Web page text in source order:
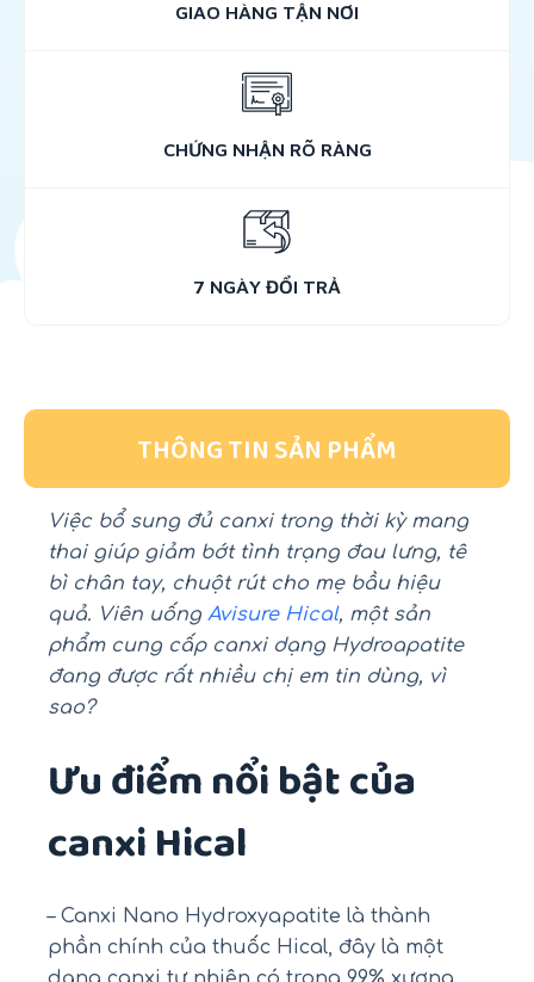
GIAO HÀNG TẬN NƠI
CHỨNG NHẬN RÕ RÀNG
7 NGÀY ĐỔI TRẢ
THÔNG TIN SẢN PHẨM
Việc bổ sung đủ canxi trong thời kỳ mang
thai giúp giảm bớt tình trạng đau lưng, tê
bì chân tay, chuột rút cho mẹ bầu hiệu
quả. Viên uống Avisure Hical, một sản
phẩm cung cấp canxi dạng Hydroapatite
đang được rất nhiều chị em tin dùng, vì
sao?
Ưu điểm nổi bật của
canxi Hical
– Canxi Nano Hydroxyapatite là thành
phần chính của thuốc Hical, đây là một